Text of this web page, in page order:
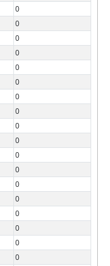
0
0
0
0
0
0
0
0
0
0
0
0
0
0
0
0
0
0